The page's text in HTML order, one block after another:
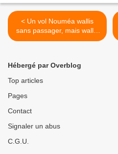
< Un vol Nouméa wallis
sans passager, mais wallis
Nouméa avec
Hébergé par Overblog
Top articles
Pages
Contact
Signaler un abus
C.G.U.